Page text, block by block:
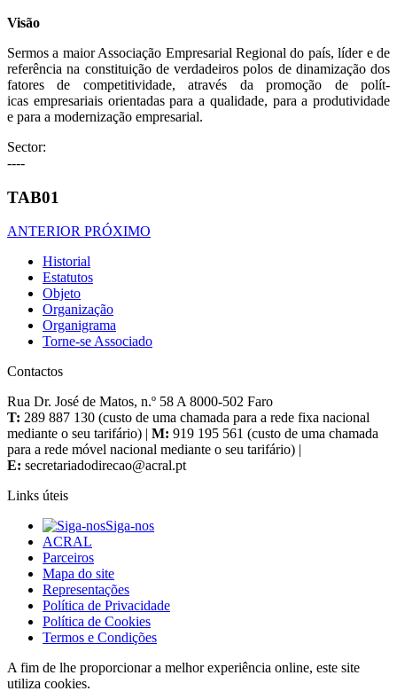
Visão
Sermos a maior Associação Empresarial Regional do país, líder e de
referência na cons­tituição de verdadeiros polos de dinamização dos
fatores de compe­tit­ividade, através da promoção de polít­
icas empresariais orientadas para a qualidade, para a produt­ividade
e para a modernização empresarial.
Sector:
----
TAB01
ANTERIOR PRÓXIMO
Historial
Estatutos
Objeto
Organização
Organigrama
Torne-se Associado
Contactos
Rua Dr. José de Matos, n.º 58 A 8000-502 Faro
T: 289 887 130 (custo de uma chamada para a rede fixa nacional
mediante o seu tarifário) | M: 919 195 561 (custo de uma chamada
para a rede móvel nacional mediante o seu tarifário) |
E:
Links úteis
Siga-nos
ACRAL
Parceiros
Mapa do site
Representações
Política de Privacidade
Política de Cookies
Termos e Condições
A fim de lhe proporcionar a melhor experiência online, este site
utiliza cookies.